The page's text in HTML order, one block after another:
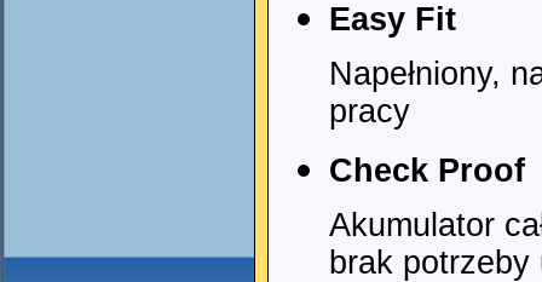
Easy Fit
Napełniony,
pracy
Check Proof
Akumulator
brak potrzeby